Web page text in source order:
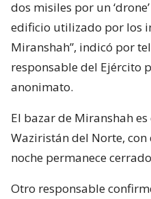
dos misiles por un
edificio utilizado por los
Miranshah”, indicó por
responsable del Ejército
anonimato.
El bazar de Miranshah
Waziristán del Norte, con
noche permanece
Otro responsable